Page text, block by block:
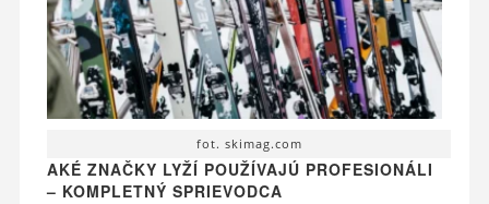
fot. skimag.com
AKÉ ZNAČKY LYŽÍ POUŽÍVAJÚ PROFESIONÁLI
– KOMPLETNÝ SPRIEVODCA